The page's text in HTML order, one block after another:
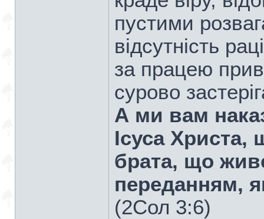
пустими
відсутність
за працею
сурово
А ми вам
Ісуса
брата, що
переданням,
(2Сол 3:6)